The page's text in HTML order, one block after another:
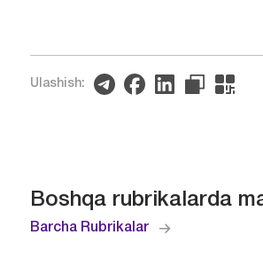
Ulashish:
Boshqa rubrikalarda
Barcha Rubrikalar